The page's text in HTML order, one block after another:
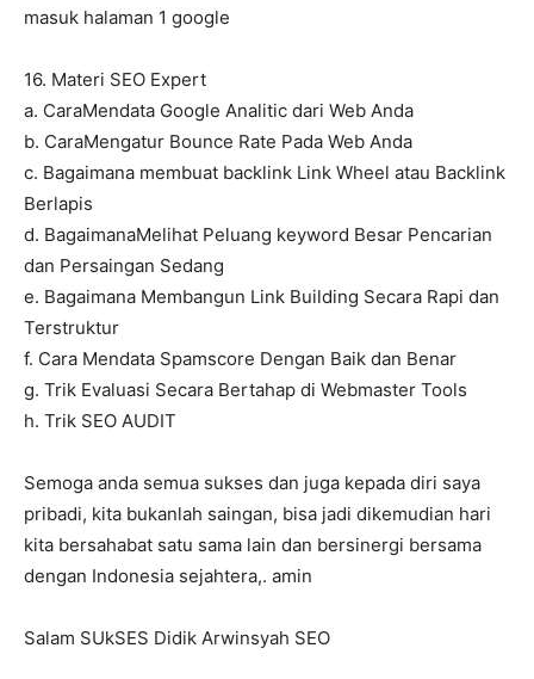
masuk halaman 1 google
16. Materi SEO Expert
a. CaraMendata Google Analitic dari Web Anda
b. CaraMengatur Bounce Rate Pada Web Anda
c. Bagaimana membuat backlink Link Wheel atau Backlink
Berlapis
d. BagaimanaMelihat Peluang keyword Besar Pencarian
dan Persaingan Sedang
e. Bagaimana Membangun Link Building Secara Rapi dan
Terstruktur
f. Cara Mendata Spamscore Dengan Baik dan Benar
g. Trik Evaluasi Secara Bertahap di Webmaster Tools
h. Trik SEO AUDIT
Semoga anda semua sukses dan juga kepada diri saya
pribadi, kita bukanlah saingan, bisa jadi dikemudian hari
kita bersahabat satu sama lain dan bersinergi bersama
dengan Indonesia sejahtera,. amin
Salam SUkSES Didik Arwinsyah SEO